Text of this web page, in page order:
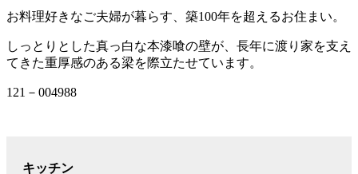
お料理好きなご夫婦が暮らす、築100年を超えるお住まい。
しっとりとした真っ白な本漆喰の壁が、長年に渡り家を支え
てきた重厚感のある梁を際立たせています。
121－004988
キッチン